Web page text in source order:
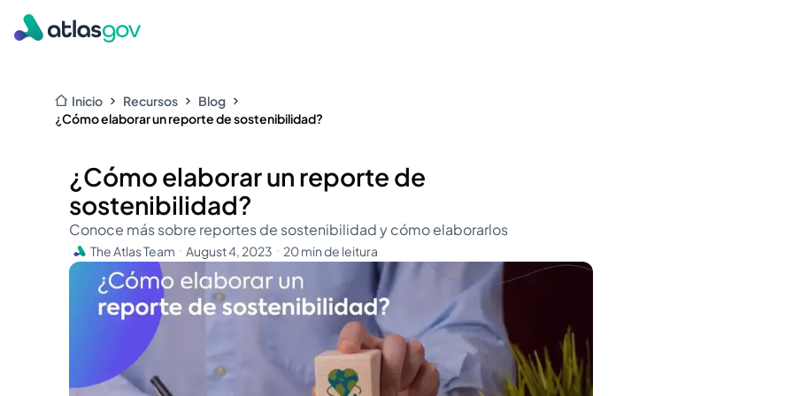
Inicio Recursos
Blog
¿Cómo elaborar un reporte de sostenibilidad?
¿Cómo elaborar un reporte de
sostenibilidad?
Conoce más sobre reportes de sostenibilidad y cómo elaborarlos
The Atlas Team ・ August 4, 2023 ・ 20 min de leitura